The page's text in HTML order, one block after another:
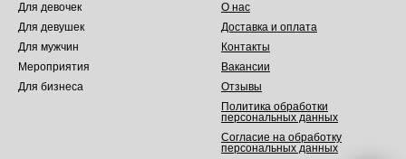
Для девочек
Для девушек
Для мужчин
Мероприятия
Для бизнеса
О нас
Доставка и оплата
Контакты
Вакансии
Отзывы
Политика обработки
персональных данных
Согласие на обработку
персональных данных